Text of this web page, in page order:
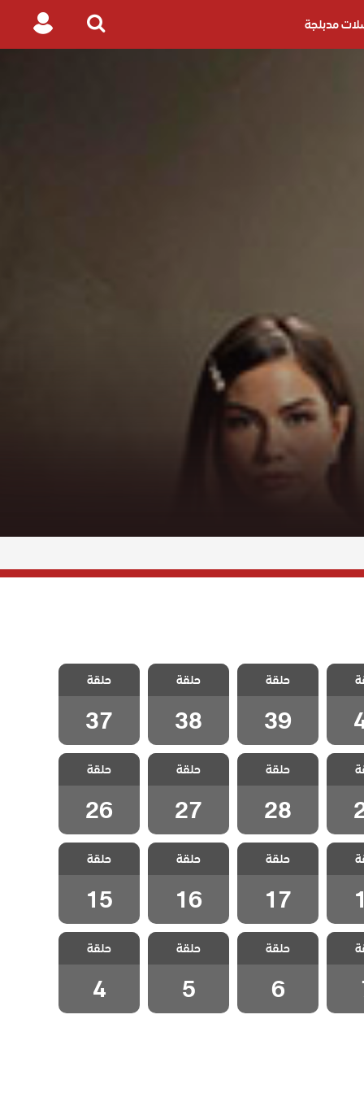
مدبلجة
Search
Login
حلم
مسلسل حلم
اشرف الحلقة 39
حلقة
39
مسلسل حلم
اشرف الحلقة 38
حلقة
38
مسلسل حلم
اشرف الحلقة 37
حلقة
37
حلم
مسلسل حلم
اشرف الحلقة 28
حلقة
28
مسلسل حلم
اشرف الحلقة 27
حلقة
27
مسلسل حلم
اشرف الحلقة 26
حلقة
26
حلم
مسلسل حلم
اشرف الحلقة 17
حلقة
17
مسلسل حلم
اشرف الحلقة 16
حلقة
16
مسلسل حلم
اشرف الحلقة 15
حلقة
15
حلم
7
مسلسل حلم
اشرف الحلقة 6
حلقة
6
مسلسل حلم
اشرف الحلقة 5
حلقة
5
مسلسل حلم
اشرف الحلقة 4
حلقة
4